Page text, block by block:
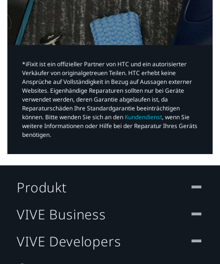
*iFixit ist ein offizieller Partner von HTC und ein autorisierter
Verkäufer von originalgetreuen Teilen. HTC erhebt keine
Ansprüche auf Vollständigkeit in Bezug auf Aussagen externer
Websites. Eigenhändige Reparaturen sollten nur bei Geräte
verwendet werden, deren Garantie abgelaufen ist, da
Reparaturschäden Ihre Standardgarantie beeinträchtigen
können. Bitte wenden Sie sich an den Kundendienst, wenn Sie
weitere Informationen oder Hilfe bei der Reparatur Ihres Geräts
benötigen.​
Produkt
VIVE Business
VIVE Developers